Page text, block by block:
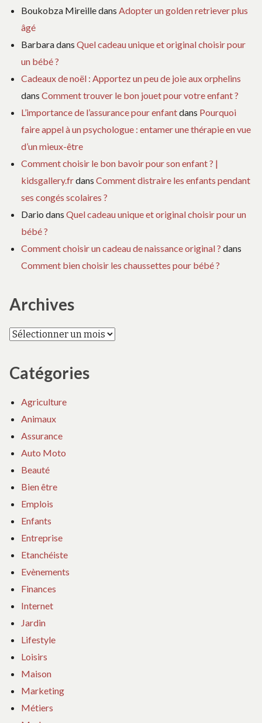
Boukobza Mireilledans Adopter un golden retriever plus
âgé
Barbaradans Quel cadeau unique et original choisir pour
un bébé ?
Cadeaux de noël : Apportez un peu de joie aux orphelins
dans Comment trouver le bon jouet pour votre enfant ?
L’importance de l’assurance pour enfantdans Pourquoi
faire appel à un psychologue : entamer une thérapie en vue
d’un mieux-être
Comment choisir le bon bavoir pour son enfant ? |
kidsgallery.frdans Comment distraire les enfants pendant
ses congés scolaires ?
Dario dans Quel cadeau unique et original choisir pour un
bébé ?
Comment choisir un cadeau de naissance original ? dans
Comment bien choisir les chaussettes pour bébé ?
Archives
Archives
Catégories
Agriculture
Animaux
Assurance
Auto Moto
Beauté
Bien être
Emplois
Enfants
Entreprise
Etanchéiste
Evènements
Finances
Internet
Jardin
Lifestyle
Loisirs
Maison
Marketing
Métiers